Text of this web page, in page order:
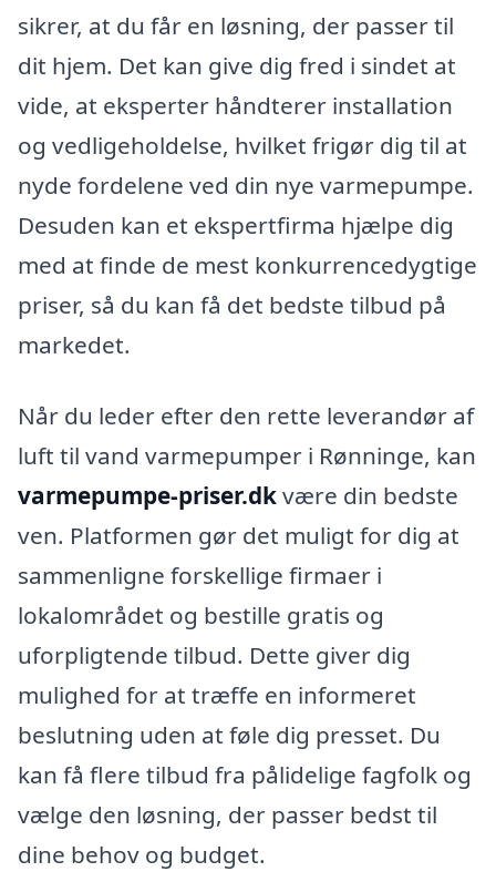
sikrer, at du får en løsning, der passer til
dit hjem. Det kan give dig fred i sindet at
vide, at eksperter håndterer installation
og vedligeholdelse, hvilket frigør dig til at
nyde fordelene ved din nye varmepumpe.
Desuden kan et ekspertfirma hjælpe dig
med at finde de mest konkurrencedygtige
priser, så du kan få det bedste tilbud på
markedet.
Når du leder efter den rette leverandør af
luft til vand varmepumper i Rønninge, kan
varmepumpe-priser.dkvære din bedste
ven. Platformen gør det muligt for dig at
sammenligne forskellige firmaer i
lokalområdet og bestille gratis og
uforpligtende tilbud. Dette giver dig
mulighed for at træffe en informeret
beslutning uden at føle dig presset. Du
kan få flere tilbud fra pålidelige fagfolk og
vælge den løsning, der passer bedst til
dine behov og budget.